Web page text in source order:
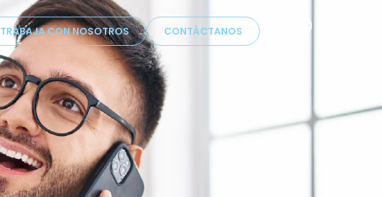
TRABAJA CON NOSOTROS CONTÁCTANOS